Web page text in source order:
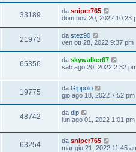
33189 da sniper765
dom nov 20, 2022 10:23
21973 da stez90
ven ott 28, 2022 9:37 pm
65356 da skywalker67
sab ago 20, 2022 2:32
19775 da Gippolo
gio ago 18, 2022 7:52 pm
48742 da dip
lun ago 01, 2022 1:01 pm
63254 da sniper765
mar giu 21, 2022 11:45